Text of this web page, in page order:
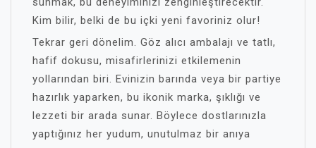
Kim bilir, belki de bu içki yeni favoriniz olur!
Tekrar geri dönelim. Göz alıcı ambalajı ve tatlı,
hafif dokusu, misafirlerinizi etkilemenin
yollarından biri. Evinizin barında veya bir partiye
hazırlık yaparken, bu ikonik marka, şıklığı ve
lezzeti bir arada sunar. Böylece dostlarınızla
yaptığınız her yudum, unutulmaz bir anıya